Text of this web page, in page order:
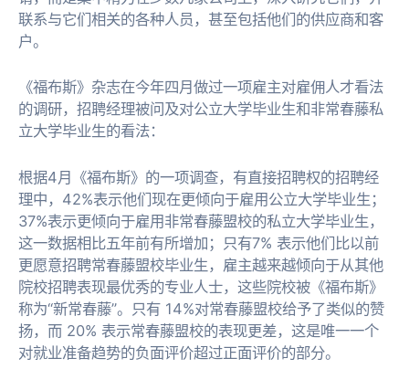
联系与它们相关的各种人员，甚至包括他们的供应商和客
户。
《福布斯》杂志在今年四月做过一项雇主对雇佣人才看法
的调研，招聘经理被问及对公立大学毕业生和非常春藤私
立大学毕业生的看法：
根据4月《福布斯》的一项调查，有直接招聘权的招聘经
理中，42%表示他们现在更倾向于雇用公立大学毕业生；
37%表示更倾向于雇用非常春藤盟校的私立大学毕业生，
这一数据相比五年前有所增加；只有7% 表示他们比以前
更愿意招聘常春藤盟校毕业生，雇主越来越倾向于从其他
院校招聘表现最优秀的专业人士，这些院校被《福布斯》
称为“新常春藤”。只有 14%对常春藤盟校给予了类似的赞
扬，而 20% 表示常春藤盟校的表现更差，这是唯一一个
对就业准备趋势的负面评价超过正面评价的部分。